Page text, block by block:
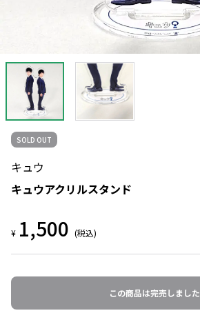
SOLD OUT
キュウ
キュウアクリルスタンド
¥ 1,500 (税込)
この商品は完売しました